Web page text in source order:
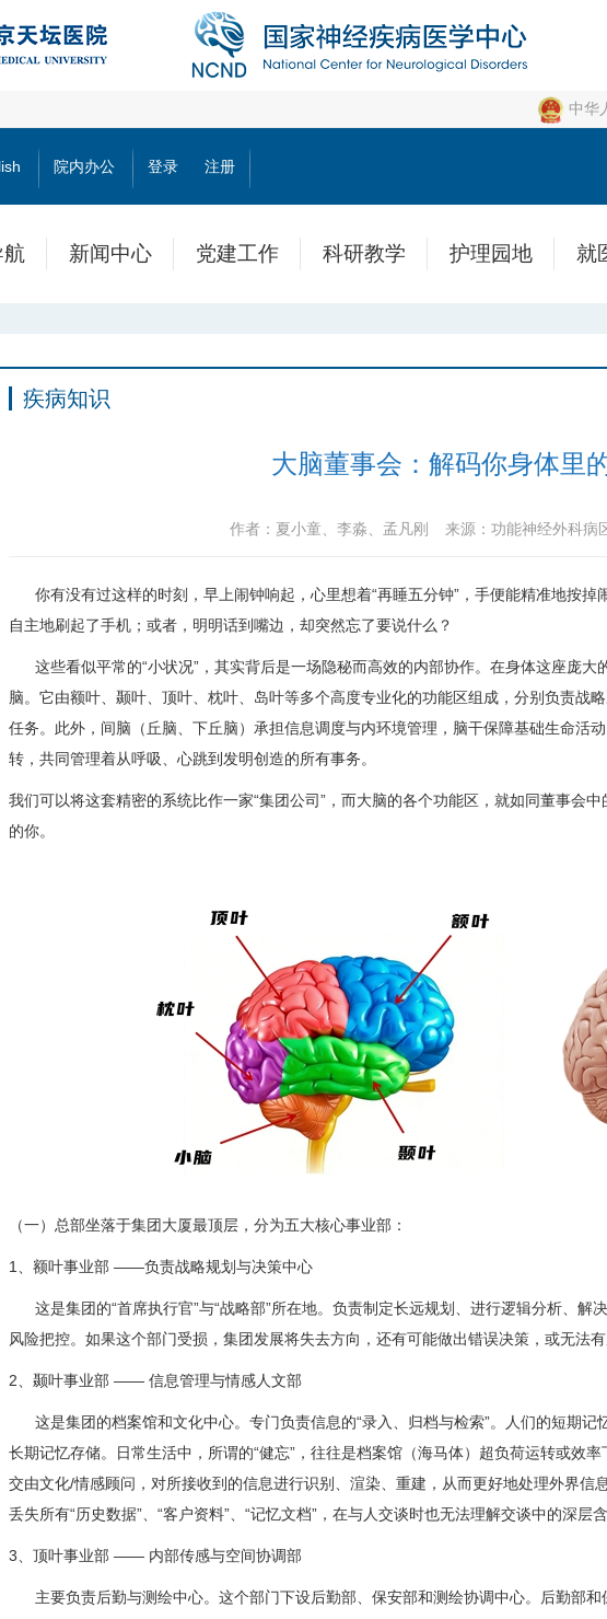
中华
院内办公 登录 注册
新闻中心 党建工作 科研教学 护理园地 就
疾病知识
大脑董事会：解码你身体里
作者：夏小童、李淼、孟凡刚 来源：功能神经外科病
你有没有过这样的时刻，早上闹钟响起，心里想着“再睡五分钟”，手便能精准地按掉
自主地刷起了手机；或者，明明话到嘴边，却突然忘了要说什么？
这些看似平常的“小状况”，其实背后是一场隐秘而高效的内部协作。在身体这座庞
脑。它由额叶、颞叶、顶叶、枕叶、岛叶等多个高度专业化的功能区组成，分别负责战
任务。此外，间脑（丘脑、下丘脑）承担信息调度与内环境管理，脑干保障基础生命活
转，共同管理着从呼吸、心跳到发明创造的所有事务。
我们可以将这套精密的系统比作一家“集团公司”，而大脑的各个功能区，就如同董事会
的你。
（一）总部坐落于集团大厦最顶层，分为五大核心事业部：
1、额叶事业部 ——负责战略规划与决策中心
这是集团的“首席执行官”与“战略部”所在地。负责制定长远规划、进行逻辑分析、解
风险把控。如果这个部门受损，集团发展将失去方向，还有可能做出错误决策，或无法有
2、颞叶事业部 —— 信息管理与情感人文部
这是集团的档案馆和文化中心。专门负责信息的“录入、归档与检索”。人们的短期记
长期记忆存储。日常生活中，所谓的“健忘”，往往是档案馆（海马体）超负荷运转或效
交由文化/情感顾问，对所接收到的信息进行识别、渲染、重建，从而更好地处理外界
丢失所有“历史数据”、“客户资料”、“记忆文档”，在与人交谈时也无法理解交谈中的深层含
3、顶叶事业部 —— 内部传感与空间协调部
主要负责后勤与测绘中心。这个部门下设后勤部、保安部和测绘协调中心。后勤部和